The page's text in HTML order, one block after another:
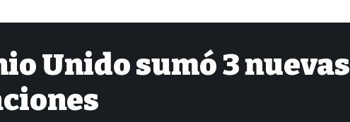
Unido sumó 3 nuevas